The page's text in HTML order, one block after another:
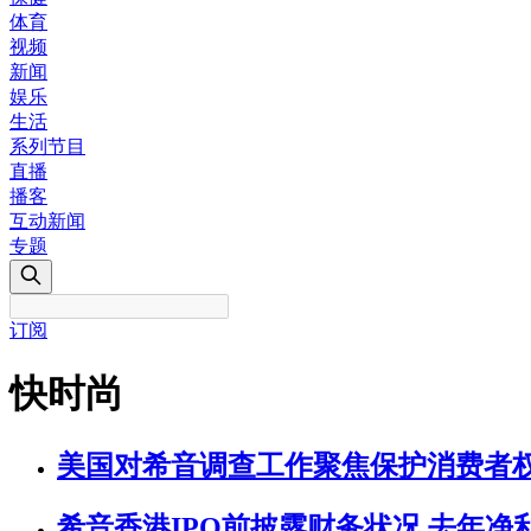
体育
视频
新闻
娱乐
生活
系列节目
直播
播客
互动新闻
专题
订阅
快时尚
美国对希音调查工作聚焦保护消费者